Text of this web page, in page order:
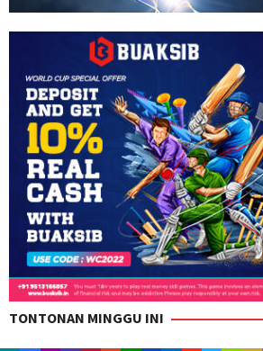
TONTONAN MINGGU INI